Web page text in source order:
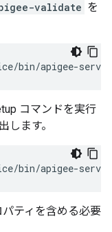
validate を
bin/apigee-
コマンドを実行
します。
bin/apigee-
ティを含める必要